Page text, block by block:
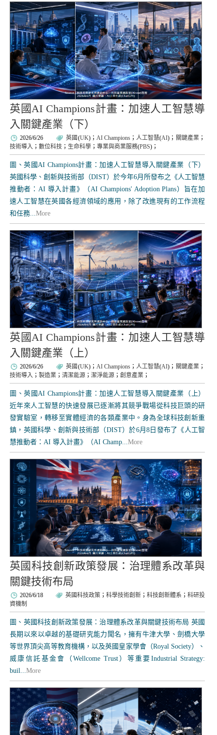
英國AI Champions計畫：加速人工智慧導
入關鍵產業（下）
2026/6/26 英國 (UK)； AI Champions； 人工智慧(AI)； 關鍵產業 ；
技術導入 ； 數位科技 ； 生命科學 ； 專業與商業服務(PBS)；
圖、英國AI Champions計畫：加速人工智慧導入關鍵產業（下）
英國科學、創新與技術部（DIST）於今年6月所發布之《人工智慧
推動者：AI 導入計畫》（AI Champions' Adoption Plans）旨在加
速人工智慧在英國各經濟領域的應用，除了改進現有的工作流程
和任務...More
英國AI Champions計畫：加速人工智慧導
入關鍵產業（上）
2026/6/26 英國 (UK)； AI Champions； 人工智慧(AI)； 關鍵產業 ；
技術導入 ； 製造業 ； 清潔能源 ； 潔淨能源 ； 創意產業 ；
圖、英國AI Champions計畫：加速人工智慧導入關鍵產業（上）
近年來人工智慧的快速發展已逐漸將其競爭戰場從科技巨頭的研
發實驗室，轉移至實體經濟的各類產業中。身為全球科技創新重
鎮，英國科學、創新與技術部（DIST）於6月8日發布了《人工智
慧推動者：AI 導入計畫》（AI Champ...More
英國科技創新政策發展：治理體系改革與
關鍵技術布局
2026/6/18 英國科技政策 ；科學技術創新 ；科技創新體系 ；科研投
資機制
圖、英國科技創新政策發展：治理體系改革與關鍵技術布局 英國
長期以來以卓越的基礎研究能力聞名，擁有牛津大學、劍橋大學
等世界頂尖高等教育機構，以及英國皇家學會（Royal Society）、
威康信託基金會（Wellcome Trust）等重要Industrial Strategy:
buil...More